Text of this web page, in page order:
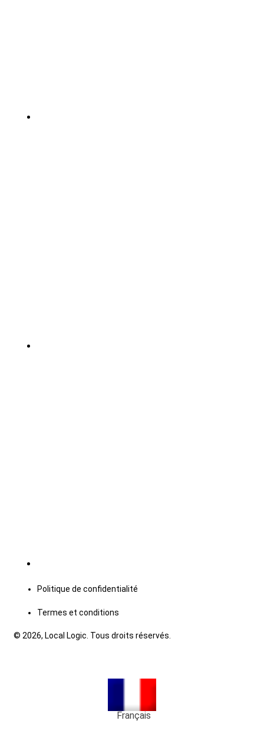
Politique de confidentialité
Termes et conditions
© 2026, Local Logic. Tous droits réservés.
Français